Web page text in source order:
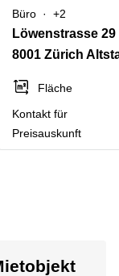
Büro +2
Löwenstrasse 29
8001 Zürich
Fläche
Kontakt für
Preisauskunft